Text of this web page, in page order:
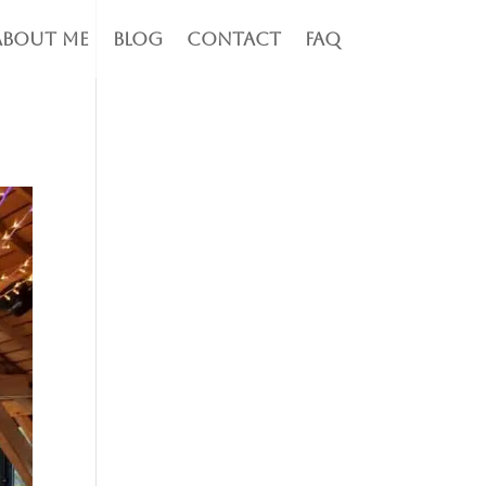
me Blog Contact FAQ